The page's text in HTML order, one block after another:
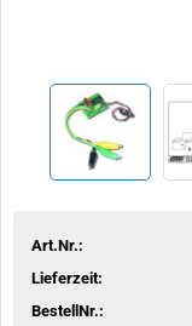
Art.Nr.:
Lieferzeit:
BestellNr.: